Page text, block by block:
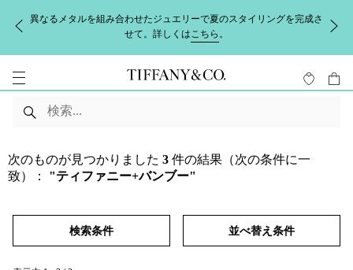
異なるメタルを組み合わせたジュエリーで夏のスタイリングを完成さ
せて。詳しくはこちら 。
次のものが見つかりました 3 件の結果（次の条件に一
致）：
"ティファニー+バンブー"
検索条件 並べ替え条件